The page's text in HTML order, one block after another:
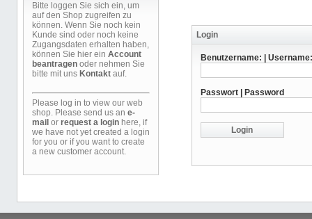
Bitte loggen Sie sich ein, um
auf den Shop zugreifen zu
können. Wenn Sie noch kein
Kunde sind oder noch keine
Zugangsdaten erhalten haben,
können Sie hier ein Account
beantragen oder nehmen Sie
bitte mit uns Kontakt auf.
Please log in to view our web
shop. Please send us an e-
mail or request a login here, if
we have not yet created a login
for you or if you want to create
a new customer account.
Login
Benutzername: | Username:
Passwort | Password